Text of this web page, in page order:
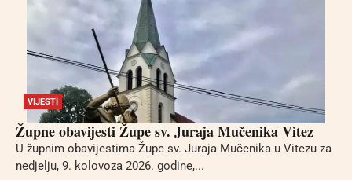
VIJESTI
Župne obavijesti Župe sv. Juraja Mučenika Vitez
U župnim obavijestima Župe sv. Juraja Mučenika u Vitezu za
nedjelju, 9. kolovoza 2026. godine,...